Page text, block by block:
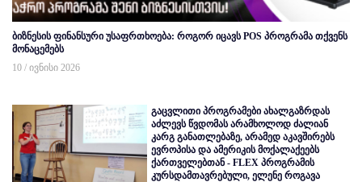
ბიზნესის ფინანსური უსაფრთხოება: როგორ იცავს POS პროგრამა თქვენს
მონაცემებს
10 / ივნისი 2026
გაცვლითი პროგრამები ახალგაზრდას
აძლევს წვდომას არამხოლოდ ძალიან
კარგ განათლებაზე, არამედ აკავშირებს
ევროპისა და ამერიკის მოქალაქეებს
ქართველებთან - FLEX პროგრამის
კურსდამთავრებული, ელენე როგავა